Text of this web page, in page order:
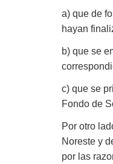
a) que de
hayan
b) que se
c) que se
Fondo de
Por otro
Noreste y
por las